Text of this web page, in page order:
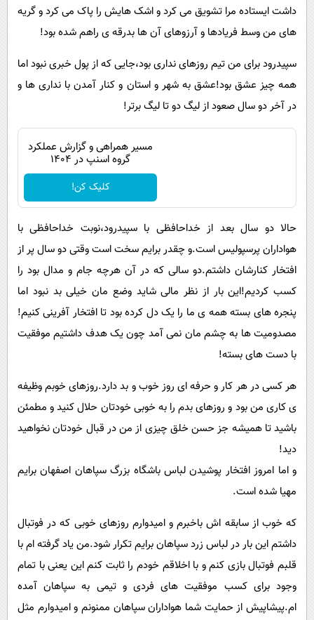
داشت ایستاده مرا تشویق می کرد و اشک هایش را پاک می کرد و گریه
های من وسط فریادها و آرزوهای آن ها بدرقه ی راهم شده بود!
سپیدرود برای من تیم روزهای نداری بود،جایی که از پول خبری نبود اما
همه چیز عشق بود!عشق به شهر و استان و کنار آمدن با نداری ها و
در آخر دو سال صعود از لیگ دو تا لیگ برتر!
مسیر همراهی و گزارش عملکرد
گروه اسنپ در ۱۴۰۴
کلیک کن!
حالا دو سال بعد از خداحافظی با سپیدرود،نوبت خداحافظی با
هواداران پرسپولیس است.و چقدر برایم سخت است وقتی دو سال پر از
افتخار کنارشان داشتم.دو سالی که در آن هرچه جام و مدال بود را
کسب کردیم!این بار از نظر مالی شاید وضع مان خیلی بد نبود اما
پنجره های بسته همه ی ما را یک دل کرده بود تا افتخار آفرینی کنیم!
مصدومیت ها به چشم مان نمی آمد چون یک هدف داشتیم موفقیت
با دست های بسته!
هر کسی در هر کار و حرفه ای روز خوب و بد دارد.روزهای خوبم وظیفه
ی کاری من بود و روزهای بدم را به خوبی خودتان حلال کنید و مطمئن
باشید تا همیشه جز حسن خلق چیزی از من در قبال خودتان نخواهید
دید!
و اما امروز افتخار پوشیدن لباس باشگاه بزرگ سپاهان اصفهان برایم
مهیا شده است.
که خوب از سابقه اش باخبرم و امیدوارم روزهای خوبی که در فوتبال
داشتم این بار در لباس زرد سپاهان برایم تکرار شود.من یاد گرفته ام با
قلبم فوتبال بازی کنم و با اخلاقم خودم را ثابت کنم این یعنی با تمام
وجود برای کسب موفقیت های فردی و تیمی به سپاهان آمده
ام.پیشاپیش از حمایت شما هواداران سپاهان ممنونم و امیدوارم مثل